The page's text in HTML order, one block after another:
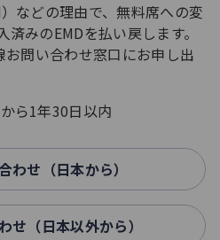
などの理由で、無料席への変
みのEMDを払い戻します。
問い合わせ窓口にお申し出
ら1年30日以内
わせ（日本から）
せ（日本以外から）